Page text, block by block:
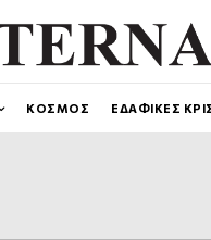
ΚΟΣΜΟΣ ΕΔΑΦΙΚΕΣ